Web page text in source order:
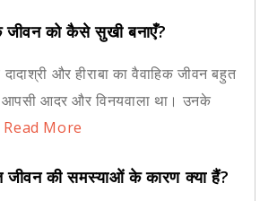
जीवन को कैसे सुखी बनाएँ?
और हीराबा का वैवाहिक जीवन बहुत
आपसी आदर और विनयवाला था। उनके
Read More
जीवन की समस्याओं के कारण क्या हैं?